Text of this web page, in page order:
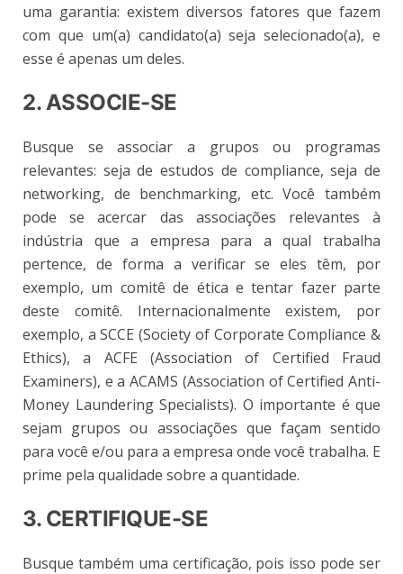
uma garantia: existem diversos fatores que fazem
com que um(a) candidato(a) seja selecionado(a), e
esse é apenas um deles.
2. ASSOCIE-SE
Busque se
associar a grupos ou programas
relevantes: seja de estudos de compliance, seja de
networking, de benchmarking, etc. Você também
pode se acercar das associações relevantes à
indústria que a empresa para a qual trabalha
pertence, de forma a verificar se eles têm, por
exemplo, um comitê de ética e tentar fazer parte
deste comitê. Internacionalmente existem, por
exemplo, a SCCE (Society of Corporate Compliance &
Ethics), a ACFE (Association of Certified Fraud
Examiners), e a ACAMS (Association of Certified Anti-
Money Laundering Specialists). O importante é que
sejam grupos ou associações que façam sentido
para você e/ou para a empresa onde você trabalha. E
prime pela qualidade sobre a quantidade.
3. CERTIFIQUE-SE
Busque também uma certificação, pois isso pode ser